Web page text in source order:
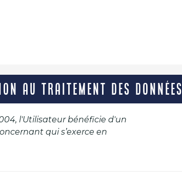
AU TRAITEMENT DES DONNÉES
l'Utilisateur bénéficie d'un
qui s’exerce en